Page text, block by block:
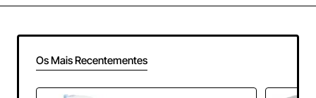
Os Mais Recentementes